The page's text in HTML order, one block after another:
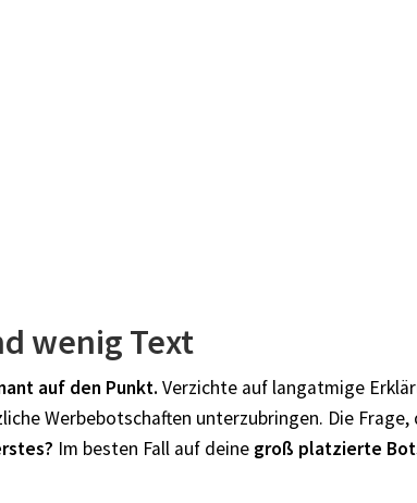
wenig Text
auf den Punkt. Verzichte auf langatmige
Werbebotschaften unterzubringen. Die
Im besten Fall auf deine groß platzierte